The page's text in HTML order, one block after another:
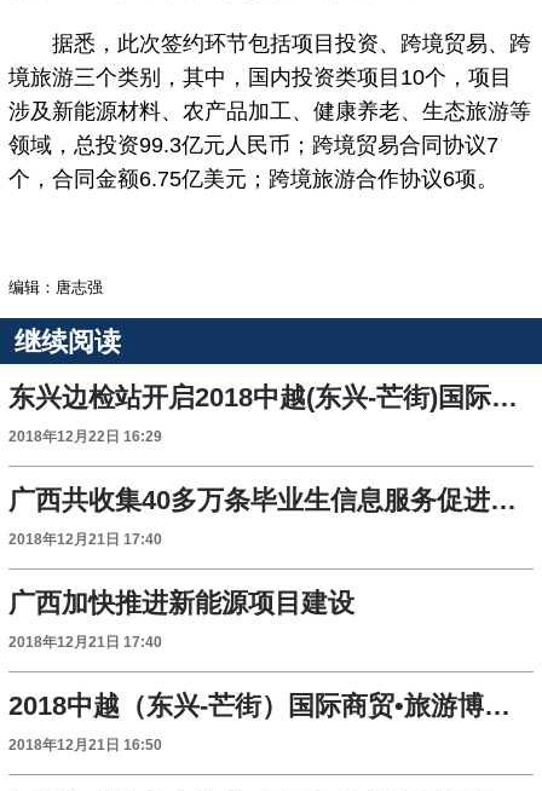
据悉，此次签约环节包括项目投资、跨境贸易、跨
境旅游三个类别，其中，国内投资类项目10个，项目
涉及新能源材料、农产品加工、健康养老、生态旅游等
领域，总投资99.3亿元人民币；跨境贸易合同协议7
个，合同金额6.75亿美元；跨境旅游合作协议6项。
编辑：唐志强
继续阅读
东兴边检站开启2018中越(东兴-芒街)国际商贸旅游博览会专用通道
2018年12月22日 16:29
广西共收集40多万条毕业生信息服务促进多元化就业
2018年12月21日 17:40
广西加快推进新能源项目建设
2018年12月21日 17:40
2018中越（东兴-芒街）国际商贸•旅游博览会开幕
2018年12月21日 16:50